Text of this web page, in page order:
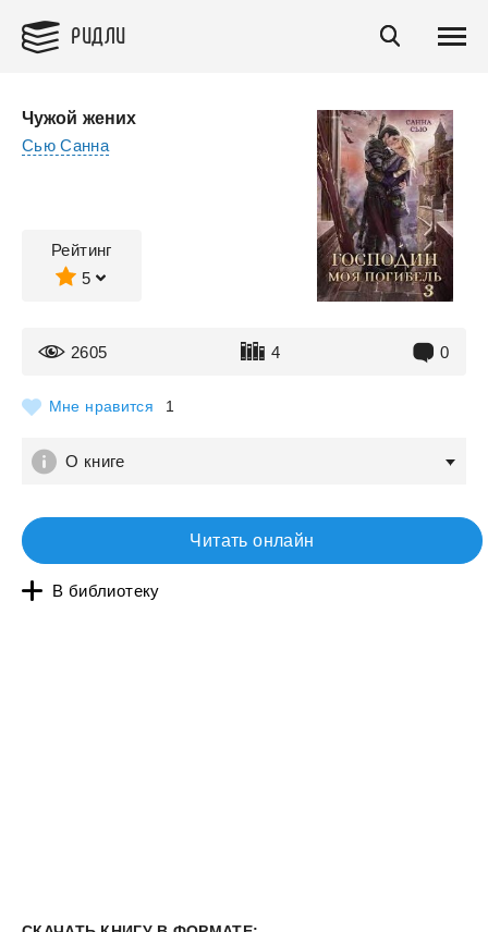
РИДЛИ
Чужой жених
Сью Санна
Рейтинг
5
2605 4 0
Мне нравится 1
О книге
Читать онлайн
В библиотеку